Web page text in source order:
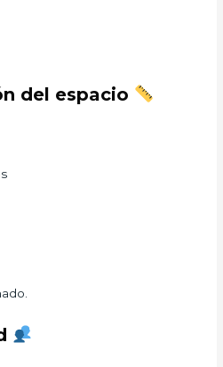
del espacio